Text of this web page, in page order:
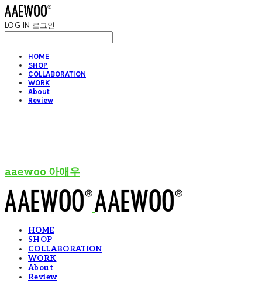
LOG IN 로그인
HOME
SHOP
COLLABORATION
WORK
About
Review
aaewoo 아애우
HOME
SHOP
COLLABORATION
WORK
About
Review